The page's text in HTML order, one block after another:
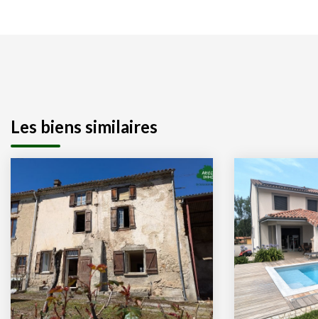
Les biens similaires